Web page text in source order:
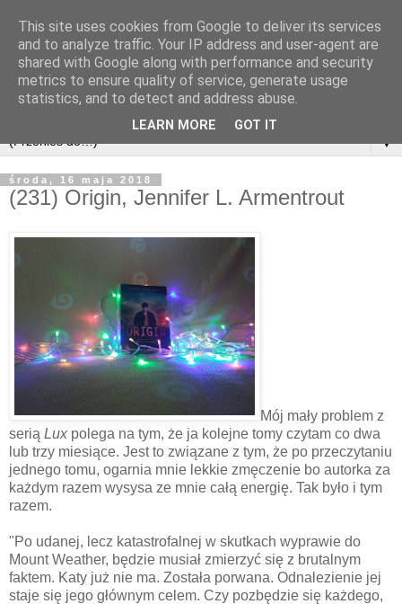
▼
środa, 16 maja 2018
(231) Origin, Jennifer L. Armentrout
Mój mały problem z
serią Lux polega na tym, że ja kolejne tomy czytam co dwa
lub trzy miesiące. Jest to związane z tym, że po przeczytaniu
jednego tomu, ogarnia mnie lekkie zmęczenie bo autorka za
każdym razem wysysa ze mnie całą energię. Tak było i tym
razem.
"Po udanej, lecz katastrofalnej w skutkach wyprawie do
Mount Weather, będzie musiał zmierzyć się z brutalnym
faktem. Katy już nie ma. Została porwana. Odnalezienie jej
staje się jego głównym celem. Czy pozbędzie się każdego,
This site uses cookies from Google to deliver its services
and to analyze traffic. Your IP address and user-agent are
shared with Google along with performance and security
metrics to ensure quality of service, generate usage
statistics, and to detect and address abuse.
LEARN MORE GOT IT